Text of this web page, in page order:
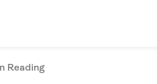
Reading